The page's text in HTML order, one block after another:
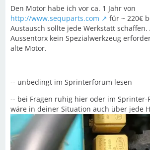
Den Motor habe ich vor ca. 1 Jahr von
http://www.sequparts.com
für ~ 220€
Austausch sollte jede Werkstatt
Aussentorx kein Spezialwerkzeug
alte Motor.
-- unbedingt im Sprinterforum lesen
-- bei Fragen ruhig hier oder im Sprinter-
wäre in deiner Situation auch über jede